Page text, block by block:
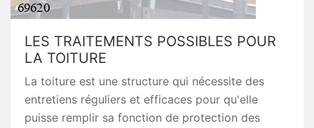
LES TRAITEMENTS POSSIBLES POUR
LA TOITURE
La toiture est une structure qui nécessite des
entretiens réguliers et efficaces pour qu'elle
puisse remplir sa fonction de protection des